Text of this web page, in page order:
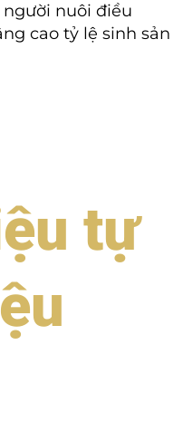
nuôi điều
cao tỷ lệ sinh sản
tự